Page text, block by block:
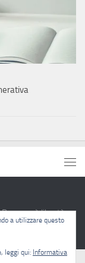
è libertà.
a utilizzare questo
leggi qui: Informativa